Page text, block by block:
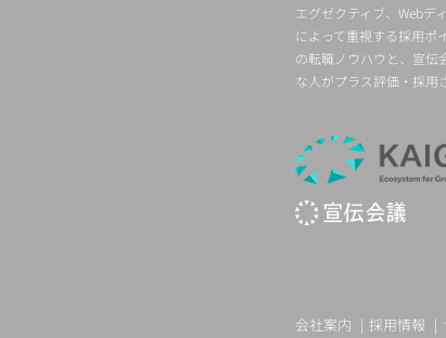
エグゼクティブ、Webデ
によって重視する採用ポ
の転職ノウハウと、宣伝
な人がプラス評価・採用
会社案内 採用情報